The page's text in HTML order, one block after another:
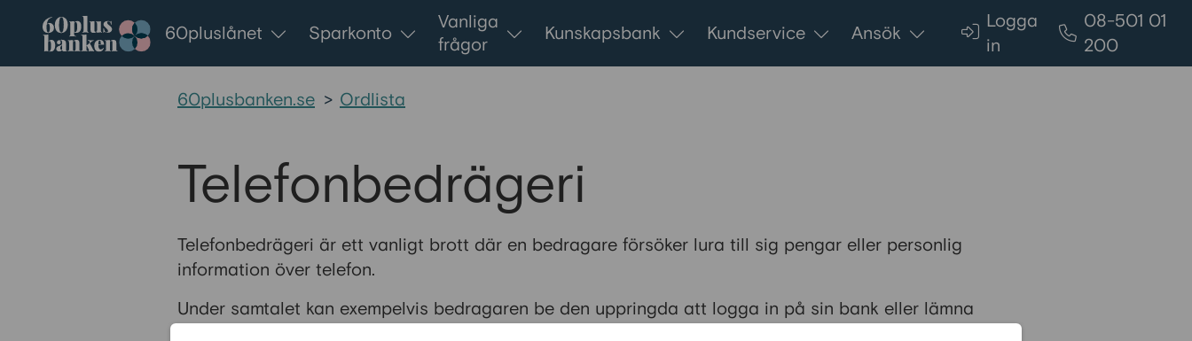
Gå till innehållet
60pluslånet Sparkonto
Vanliga
frågor
Kunskapsbank Kundservice Ansök
Logga
in
08-501 01
200
60plusbanken.se > Ordlista
Telefonbedrägeri
Telefonbedrägeri är ett vanligt brott där en bedragare försöker lura till sig pengar eller personlig
information över telefon.
Under samtalet kan exempelvis bedragaren be den uppringda att logga in på sin bank eller lämna